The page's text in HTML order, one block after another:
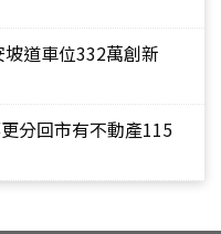
道車位332萬創新
分回市有不動產115